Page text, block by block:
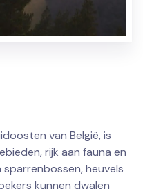
van België, is
rijk aan fauna en
heuvels
kunnen dwalen